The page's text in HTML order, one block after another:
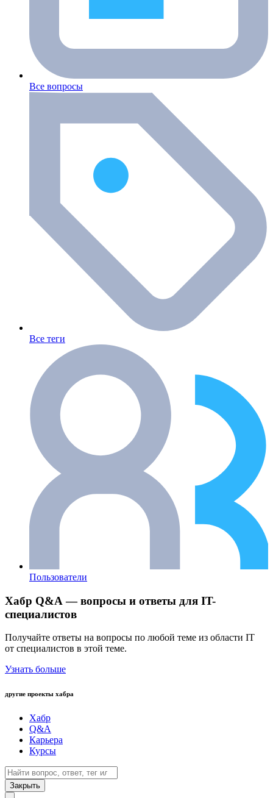
Все вопросы
Все теги
Пользователи
Хабр Q&A — вопросы и ответы для IT-
специалистов
Получайте ответы на вопросы по любой теме из области IT
от специалистов в этой теме.
Узнать больше
другие проекты хабра
Хабр
Q&A
Карьера
Курсы
Закрыть